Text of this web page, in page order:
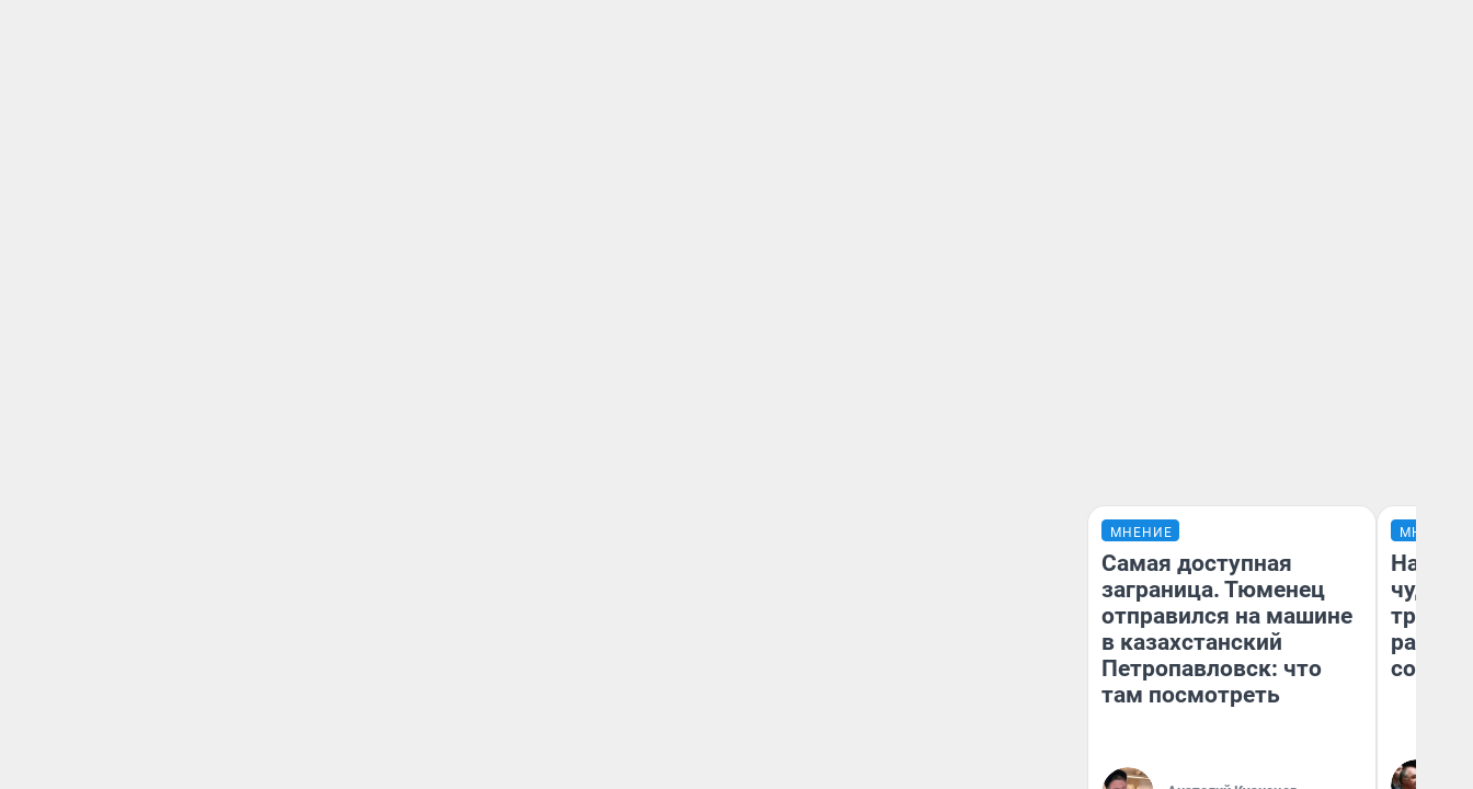
МНЕНИЕ
Самая доступная
заграница. Тюменец
отправился на машине
в казахстанский
Петропавловск: что
там посмотреть
МНЕНИЕ
чудом